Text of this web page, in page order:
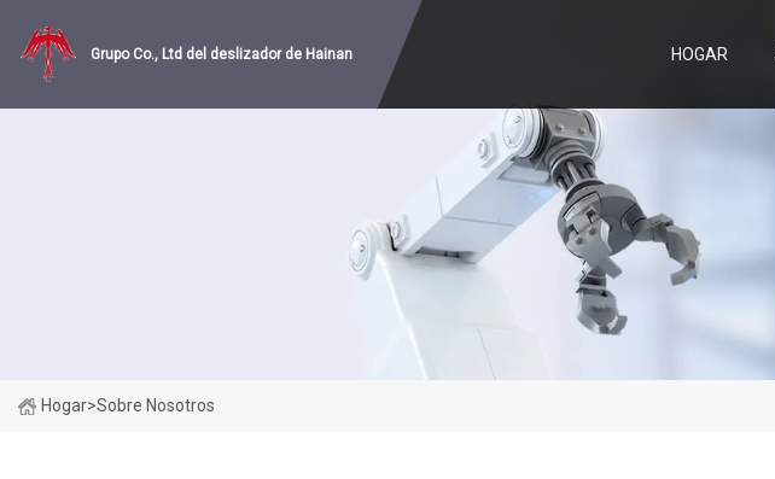
Grupo Co., Ltd del deslizador de Hainan HOGAR
Hogar>Sobre Nosotros